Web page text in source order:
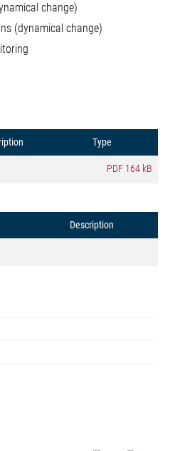
change)
(dynamical change)
Type
PDF 164 kB
Description